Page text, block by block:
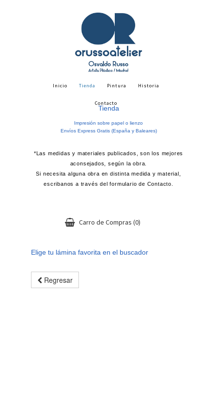
Inicio Tienda Pintura Historia
Contacto
Impresión sobre papel o lienzo
Envíos Express Gratis (España y Baleares)
Regresar
*Las medidas y materiales publicados, son los mejores
aconsejados, según la obra.
Si necesita alguna obra en distinta medida y material,
escribanos a través del formulario de Contacto.
Elige tu lámina favorita en el buscador
Tienda
Carro de Compras (0)